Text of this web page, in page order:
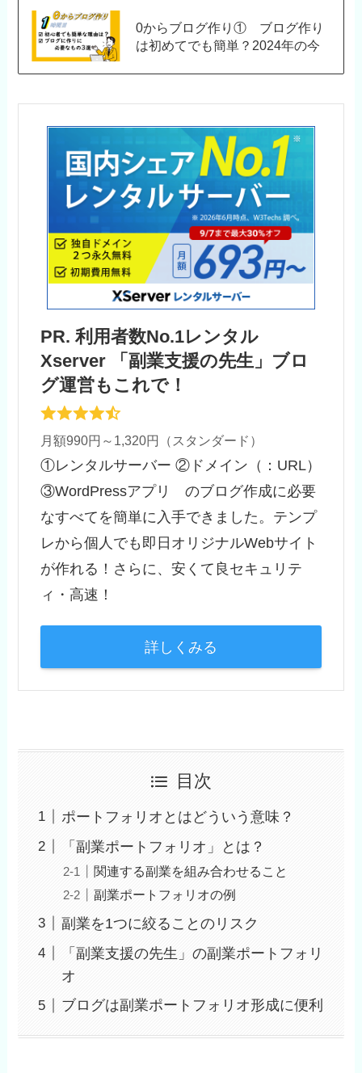
0からブログ作り① ブログ作り
は初めてでも簡単？2024年の今
PR. 利用者数No.1レンタル
Xserver 「副業支援の先生」ブロ
グ運営もこれで！
月額990円～1,320円（スタンダード）
①レンタルサーバー ②ドメイン（：URL）
③WordPressアプリ のブログ作成に必要
なすべてを簡単に入手できました。テンプ
レから個人でも即日オリジナルWebサイト
が作れる！さらに、安くて良セキュリテ
ィ・高速！
詳しくみる
目次
ポートフォリオとはどういう意味？
「副業ポートフォリオ」とは？
関連する副業を組み合わせること
副業ポートフォリオの例
副業を1つに絞ることのリスク
「副業支援の先生」の副業ポートフォリ
オ
ブログは副業ポートフォリオ形成に便利